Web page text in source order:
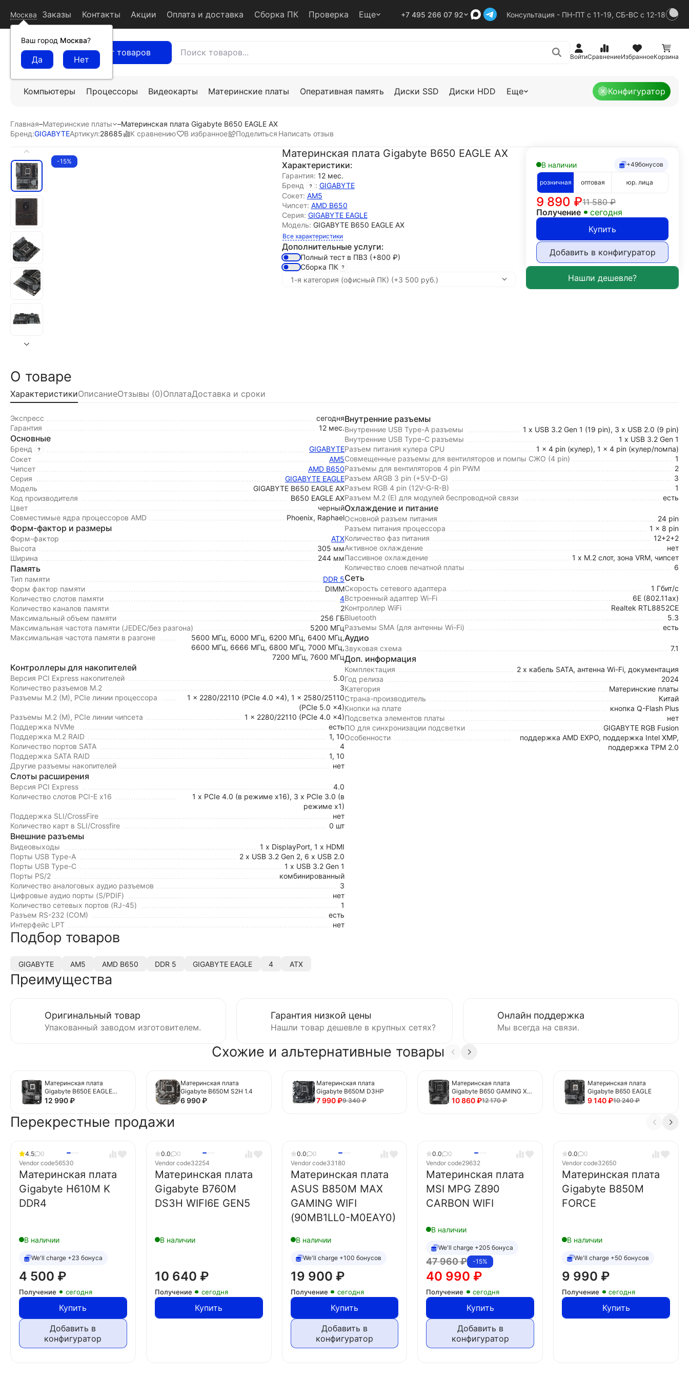
Москва
Ваш город Москва?
Заказы Контакты Акции Оплата и доставка Сборка ПК Проверка Еще +7 495 266 07 92 Консультация - ПН-ПТ с 11-19, СБ-ВС с 12-18
Каталог товаров ВойтиСравнениеИзбранноеКорзина
Компьютеры Процессоры Видеокарты Материнские платы Оперативная память Диски SSD Диски HDD Еще Конфигуратор
Главная–Материнские платы –Материнская плата Gigabyte B650 EAGLE AX
Бренд:GIGABYTEАртикул:28685 К сравнению В избранное Поделиться Написать отзыв
-15%
Материнская плата Gigabyte B650 EAGLE AX
Характеристики:
Гарантия: 12 мес.
Бренд
: GIGABYTE
Сокет: AM5
Чипсет: AMD B650
Серия: GIGABYTE EAGLE
Модель: GIGABYTE B650 EAGLE AX
Все характеристики
Дополнительные услуги:
Полный тест в ПВЗ (+800 ₽)
Сборка ПК
В наличии +49бонусов
розничная оптовая юр. лица
11 580₽
9 890 ₽
Получение
сегодня
Купить
Добавить в конфигуратор
О товаре
ХарактеристикиОписаниеОтзывы (0)ОплатаДоставка и сроки
Экспресс
сегодня
Гарантия
12 мес.
Основные
Бренд
GIGABYTE
Сокет
AM5
Чипсет
AMD B650
Серия
GIGABYTE EAGLE
Модель
GIGABYTE B650 EAGLE AX
Код производителя
B650 EAGLE AX
Цвет
черный
Совместимые ядра процессоров AMD
Phoenix, Raphael
Форм-фактор и размеры
Форм-фактор
ATX
Высота
305 мм
Ширина
244 мм
Память
Тип памяти
DDR 5
Форм фактор памяти
DIMM
Количество слотов памяти
4
Количество каналов памяти
2
Максимальный объем памяти
256 ГБ
Максимальная частота памяти (JEDEC/без разгона)
5200 МГц
Максимальная частота памяти в разгоне
5600 МГц, 6000 МГц, 6200 МГц, 6400 МГц,
6600 МГц, 6666 МГц, 6800 МГц, 7000 МГц,
7200 МГц, 7600 МГц
Контроллеры для накопителей
Версия PCI Express накопителей
5.0
Количество разъемов M.2
3
Разъемы M.2 (M), PCIe линии процессора
1 x 2280/22110 (PCIe 4.0 x4), 1 x 2580/25110
(PCIe 5.0 x4)
Разъемы M.2 (M), PCIe линии чипсета
1 x 2280/22110 (PCIe 4.0 x4)
Поддержка NVMe
есть
Поддержка M.2 RAID
1, 10
Количество портов SATA
4
Поддержка SATA RAID
1, 10
Другие разъемы накопителей
нет
Слоты расширения
Версия PCI Express
4.0
Количество слотов PCI-E x16
1 x PCIe 4.0 (в режиме x16), 3 x PCIe 3.0 (в
режиме x1)
Поддержка SLI/CrossFire
нет
Количество карт в SLI/Crossfire
0 шт
Внешние разъемы
Видеовыходы
1 x DisplayPort, 1 x HDMI
Порты USB Type-A
2 x USB 3.2 Gen 2, 6 x USB 2.0
Порты USB Type-C
1 x USB 3.2 Gen 1
Порты PS/2
комбинированный
Количество аналоговых аудио разъемов
3
Цифровые аудио порты (S/PDIF)
нет
Количество сетевых портов (RJ-45)
1
Разъем RS-232 (COM)
есть
Интерфейс LPT
нет
Внутренние разъемы
Внутренние USB Type-A разъемы
1 x USB 3.2 Gen 1 (19 pin), 3 x USB 2.0 (9 pin)
Внутренние USB Type-C разъемы
1 x USB 3.2 Gen 1
Разъем питания кулера CPU
1 x 4 pin (кулер), 1 x 4 pin (кулер/помпа)
Совмещенные разъемы для вентиляторов и помпы СЖО (4 pin)
1
Разъемы для вентиляторов 4 pin PWM
2
Разъем ARGB 3 pin (+5V-D-G)
3
Разъем RGB 4 pin (12V-G-R-B)
1
Разъем M.2 (E) для модулей беспроводной связи
есть
Охлаждение и питание
Основной разъем питания
24 pin
Разъем питания процессора
1 x 8 pin
Количество фаз питания
12+2+2
Активное охлаждение
нет
Пассивное охлаждение
1 x M.2 слот, зона VRM, чипсет
Количество слоев печатной платы
6
Сеть
Скорость сетевого адаптера
1 Гбит/с
Встроенный адаптер Wi-Fi
6E (802.11ax)
Контроллер WiFi
Realtek RTL8852CE
Bluetooth
5.3
Разъемы SMA (для антенны Wi-Fi)
есть
Аудио
Звуковая схема 7.1
Доп. информация
Комплектация
2 x кабель SATA, антенна Wi-Fi, документация
Год релиза
2024
Категория
Материнские платы
Страна-производитель
Китай
Кнопки на плате
кнопка Q-Flash Plus
Подсветка элементов платы
нет
ПО для синхронизации подсветки
GIGABYTE RGB Fusion
Особенности
поддержка AMD EXPO, поддержка Intel XMP,
поддержка TPM 2.0
Подбор товаров
GIGABYTE AM5 AMD B650 DDR 5 GIGABYTE EAGLE 4 ATX
Преимущества
Оригинальный товар
Упакованный заводом изготовителем.
Гарантия низкой цены
Нашли товар дешевле в крупных сетях?
Онлайн поддержка
Мы всегда на связи.
Схожие и альтернативные товары
Материнская плата
Gigabyte B650E EAGLE
WIFI6E
12 990₽
Материнская плата
Gigabyte B650M S2H 1.4
6 990₽
Материнская плата
Gigabyte B650M D3HP
9 340₽
7 990₽
Материнская плата
Gigabyte B650 GAMING X
AX V2
12 170₽
10 860₽
Материнская плата
Gigabyte B650 EAGLE
10 240₽
9 140₽
Перекрестные продажи
4.5
0
Vendor code56530
Материнская плата
Gigabyte H610M K
DDR4
В наличии
We'll charge +23 бонуса
4 500 ₽
Получение сегодня
Купить
Добавить в
конфигуратор
0.0
0
Vendor code32254
Материнская плата
Gigabyte B760M
DS3H WIFI6E GEN5
В наличии
10 640 ₽
Получение сегодня
Купить
0.0
0
Vendor code33180
Материнская плата
ASUS B850M MAX
GAMING WIFI
(90MB1LL0-M0EAY0)
В наличии
We'll charge +100 бонусов
19 900 ₽
Получение сегодня
Купить
Добавить в
конфигуратор
0.0
0
Vendor code29632
Материнская плата
MSI MPG Z890
CARBON WIFI
В наличии
We'll charge +205 бонуса
-15%
47 960₽
40 990 ₽
Получение сегодня
Купить
Добавить в
конфигуратор
0.0
0
Vendor code32650
Материнская плата
Gigabyte B850M
FORCE
В наличии
We'll charge +50 бонусов
9 990 ₽
Получение сегодня
Купить